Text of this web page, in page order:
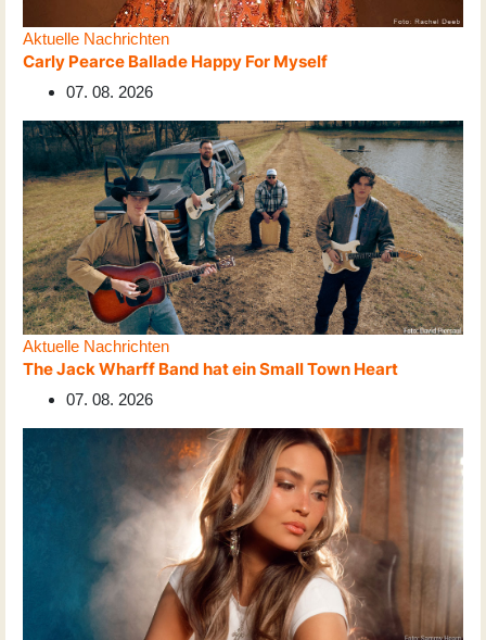
Aktuelle Nachrichten
Carly Pearce Ballade Happy For Myself
07. 08. 2026
Aktuelle Nachrichten
The Jack Wharff Band hat ein Small Town Heart
07. 08. 2026